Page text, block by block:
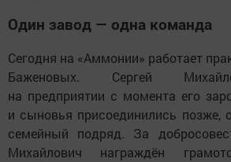
Один завод — одна команда
Сегодня на «Аммонии» работает
Баженовых. Сергей
на предприятии с момента его
и сыновья присоединились позже,
семейный подряд. За
Михайлович награждён